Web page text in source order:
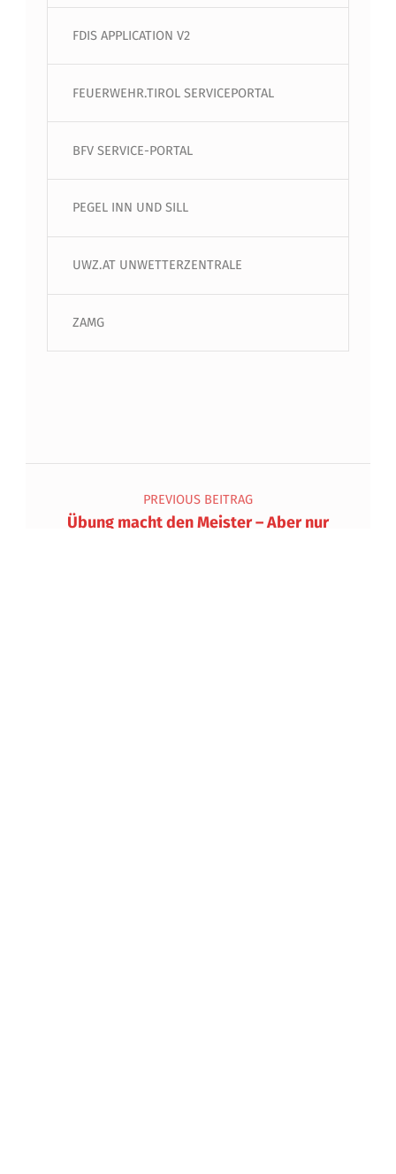
FDIS APPLICATION V2
FEUERWEHR.TIROL SERVICEPORTAL
BFV SERVICE-PORTAL
PEGEL INN UND SILL
UWZ.AT UNWETTERZENTRALE
ZAMG
Beitragsnavigation
PREVIOUS BEITRAG
Übung macht den Meister – Aber nur